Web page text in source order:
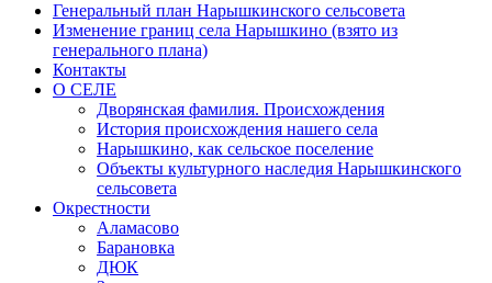
Генеральный план Нарышкинского сельсовета
Изменение границ села Нарышкино (взято из
генерального плана)
Контакты
О СЕЛЕ
Дворянская фамилия. Происхождения
История происхождения нашего села
Нарышкино, как сельское поселение
Объекты культурного наследия Нарышкинского
сельсовета
Окрестности
Аламасово
Барановка
ДЮК